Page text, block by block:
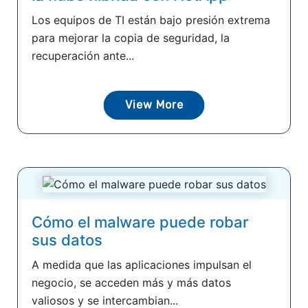
Los equipos de TI están bajo presión extrema
para mejorar la copia de seguridad, la
recuperación ante...
View More
Cómo el malware puede robar
sus datos
A medida que las aplicaciones impulsan el
negocio, se acceden más y más datos
valiosos y se intercambian...